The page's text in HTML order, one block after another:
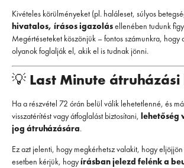
Kivételes körülményeket (pl. haláleset, súlyos
hivatalos, írásos igazolásellenében tudunk
Megértéseteket köszönjük – fontos számunkra, hogy
olyanok foglalják el, akik el is tudnak jönni.
💡 Last Minute
Ha a részvétel 72 órán belül válik lehetetlenné, és
visszatérítést vagy átfoglalást biztosítani, lehetőség
jog átruházására.
Ez azt jelenti, hogy megkérhetsz valakit, hogy
esetben kérjük, hogyírásban jelezd felénk a